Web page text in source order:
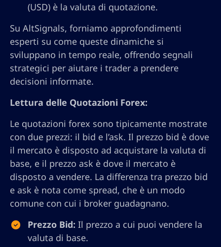
(USD) è la valuta di quotazione.
Su AltSignals, forniamo approfondimenti
esperti su come queste dinamiche si
sviluppano in tempo reale, offrendo segnali
strategici per aiutare i trader a prendere
decisioni informate.
Lettura delle Quotazioni Forex:
Le quotazioni forex sono tipicamente mostrate
con due prezzi: il bid e l’ask. Il prezzo bid è dove
il mercato è disposto ad acquistare la valuta di
base, e il prezzo ask è dove il mercato è
disposto a vendere. La differenza tra prezzo bid
e ask è nota come spread, che è un modo
comune con cui i broker guadagnano.
Prezzo Bid: Il prezzo a cui puoi vendere la
valuta di base.